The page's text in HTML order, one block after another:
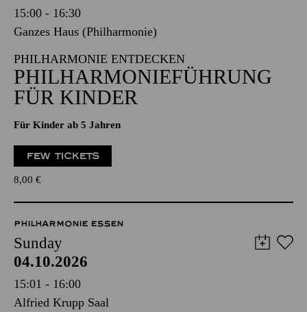
15:00 - 16:30
Ganzes Haus (Philharmonie)
PHILHARMONIE ENTDECKEN
PHILHARMONIEFÜHRUNG
FÜR KINDER
Für Kinder ab 5 Jahren
FEW TICKETS
8,00 €
PHILHARMONIE ESSEN
Sunday
04.10.2026
15:01 - 16:00
Alfried Krupp Saal